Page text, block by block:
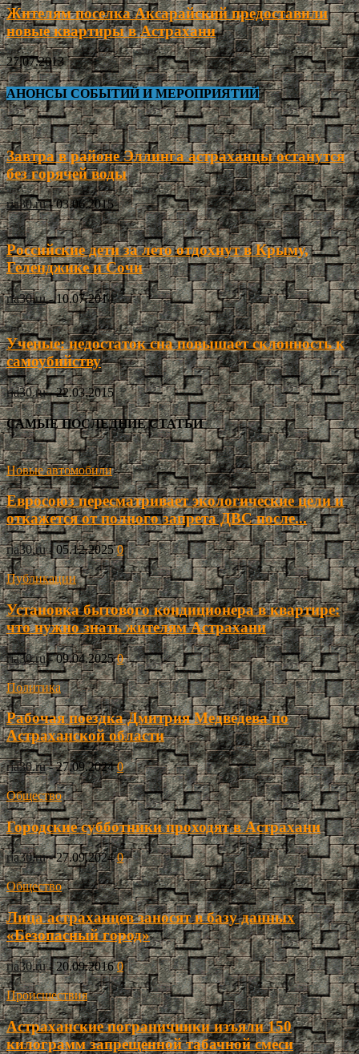
Жителям поселка Аксарайский предоставили
новые квартиры в Астрахани
27.07.2013
АНОНСЫ СОБЫТИЙ И МЕРОПРИЯТИЙ
Завтра в районе Эллинга астраханцы останутся
без горячей воды
ria30.ru - 03.06.2015
Российские дети за лето отдохнут в Крыму,
Геленджике и Сочи
ria30.ru - 10.07.2014
Ученые: недостаток сна повышает склонность к
самоубийству
ria30.ru - 22.03.2015
САМЫЕ ПОСЛЕДНИЕ СТАТЬИ
Новые автомобили
Евросоюз пересматривает экологические цели и
откажется от полного запрета ДВС после...
ria30.ru - 05.12.2025 0
Публикации
Установка бытового кондиционера в квартире:
что нужно знать жителям Астрахани
ria30.ru - 09.04.2025 0
Политика
Рабочая поездка Дмитрия Медведева по
Астраханской области
ria30.ru - 27.09.2024 0
Общество
Городские субботники проходят в Астрахани
ria30.ru - 27.09.2024 0
Общество
Лица астраханцев заносят в базу данных
«Безопасный город»
ria30.ru - 20.09.2016 0
Происшествия
Астраханские пограничники изъяли 150
килограмм запрещенной табачной смеси